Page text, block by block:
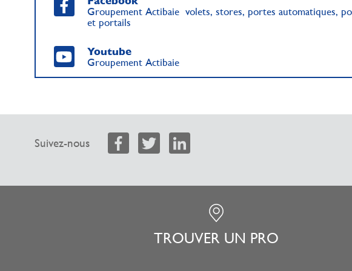
Groupement Actibaie volets, stores, portes automatiques,
et portails
Youtube
Groupement Actibaie
Suivez-nous
TROUVER UN PRO